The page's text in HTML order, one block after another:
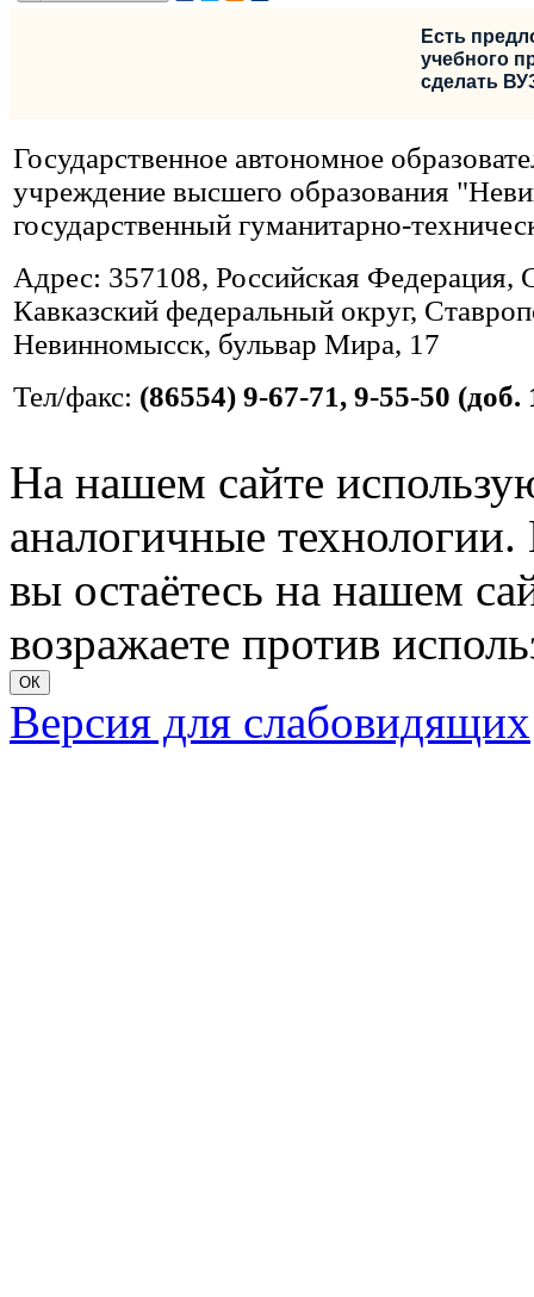
Есть
учебного
сделать
Государственное автономное
учреждение высшего образования
государственный гуманитарно-
Адрес: 357108, Российская Федерация,
Кавказский федеральный округ,
Невинномысск, бульвар Мира, 17
Тел/факс: (86554) 9-67-71, 9-55-50 (доб.
На нашем сайте
аналогичные
вы остаётесь на нашем
возражаете против
ОК
Версия для слабовидящих